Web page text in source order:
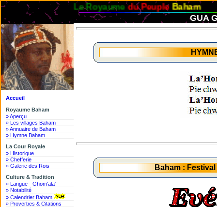
Le Royaumedu PeupleBaham
GUA
Accueil
Royaume Baham
» Aperçu
» Les villages Baham
» Annuaire de Baham
» Hymne Baham
La Cour Royale
» Historique
» Chefferie
» Galerie des Rois
Culture & Tradition
» Langue - Ghom'ala'
» Notabilité
» Calendrier Baham
» Proverbes & Citations
Baham :